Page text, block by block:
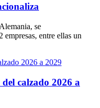
se
empresas, entre ellas un
calzado 2026 a